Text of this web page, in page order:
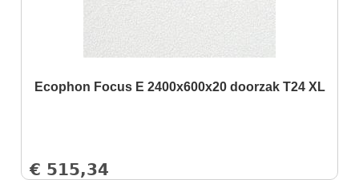
Ecophon Focus E 2400x600x20 doorzak T24 XL
€ 515,34